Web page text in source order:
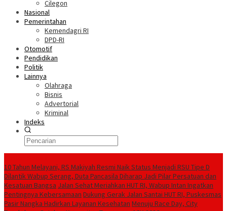
Cilegon
Nasional
Pemerintahan
Kemendagri RI
DPD-RI
Otomotif
Pendidikan
Politik
Lainnya
Olahraga
Bisnis
Advertorial
Kriminal
Indeks
10 Tahun Melayani, RS Makiyah Resmi Naik Status Menjadi RSU Tipe D
Dilantik Wabup Serang, Duta Pancasila Diharap Jadi Pilar Persatuan dan
Kesatuan Bangsa Jalan Sehat Meriahkan HUT RI, Wabup Intan Ingatkan
Pentingnya Kebersamaan Dukung Gerak Jalan Santai HUT RI, Puskesmas
Pasir Nangka Hadirkan Layanan Kesehatan Menuju Race Day, City